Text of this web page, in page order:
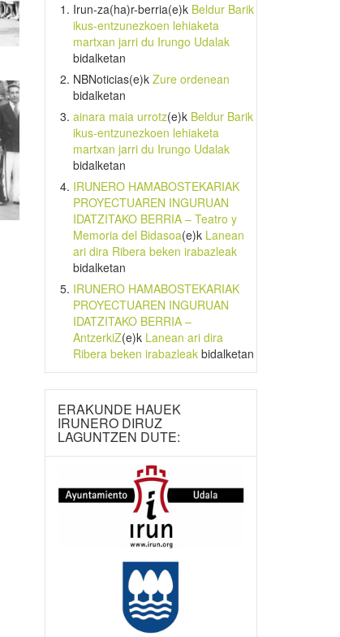
Irun-za(ha)r-berria(e)k Beldur Barik
ikus-entzunezkoen lehiaketa
martxan jarri du Irungo Udalak
bidalketan
NBNoticias(e)k Zure ordenean
bidalketan
ainara maia urrotz(e)k Beldur Barik
ikus-entzunezkoen lehiaketa
martxan jarri du Irungo Udalak
bidalketan
IRUNERO HAMABOSTEKARIAK
PROYECTUAREN INGURUAN
IDATZITAKO BERRIA – Teatro y
Memoria del Bidasoa(e)k Lanean
ari dira Ribera beken irabazleak
bidalketan
IRUNERO HAMABOSTEKARIAK
PROYECTUAREN INGURUAN
IDATZITAKO BERRIA –
AntzerkiZ(e)k Lanean ari dira
Ribera beken irabazleakbidalketan
ERAKUNDE HAUEK
IRUNERO DIRUZ
LAGUNTZEN DUTE: